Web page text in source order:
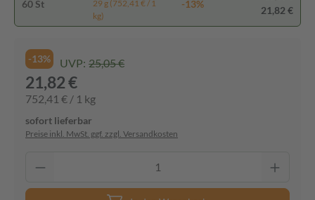
60 St
29 g (752,41 € / 1
kg)
-13%
21,82 €
-13% UVP: 25,05 €
21,82 €
752,41 € / 1 kg
sofort lieferbar
Preise inkl. MwSt. ggf. zzgl. Versandkosten